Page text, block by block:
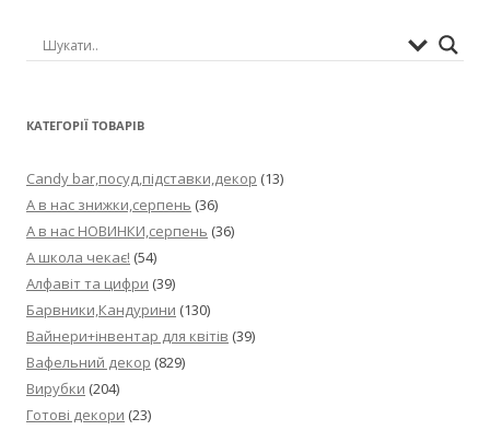
КАТЕГОРІЇ ТОВАРІВ
Candy bar,посуд,підставки,декор (13)
А в нас знижки,серпень (36)
А в нас НОВИНКИ,серпень (36)
А школа чекає! (54)
Алфавіт та цифри (39)
Барвники,Кандурини (130)
Вайнери+інвентар для квітів (39)
Вафельний декор (829)
Вирубки (204)
Готові декори (23)